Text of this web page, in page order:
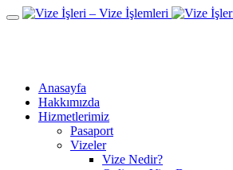
Anasayfa
Hakkımızda
Hizmetlerimiz
Pasaport
Vizeler
Vize Nedir?